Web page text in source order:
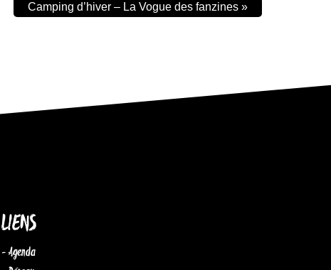
Camping d’hiver – La Vogue des fanzines »
LIENS
- Agenda